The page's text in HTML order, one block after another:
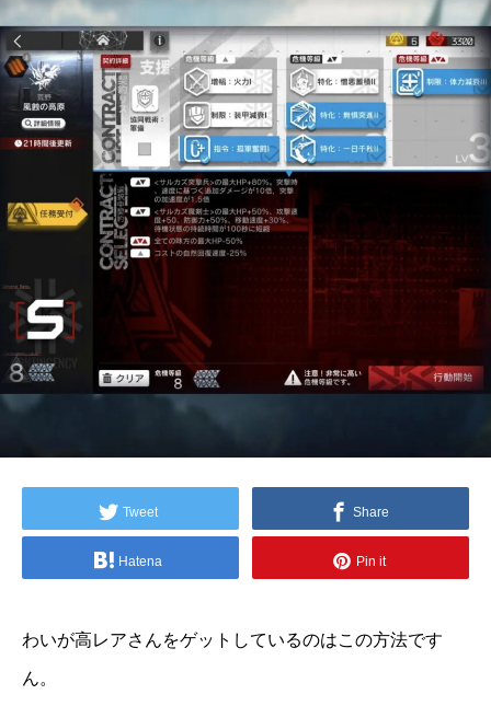
Tweet Share
Hatena Pin it
わいが高レアさんをゲットしているのはこの方法です
ん。